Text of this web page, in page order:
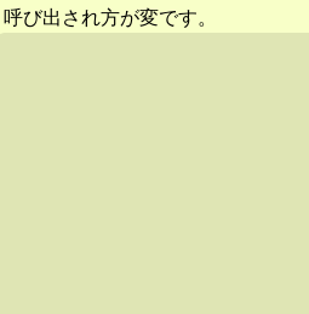
呼び出され方が変です。